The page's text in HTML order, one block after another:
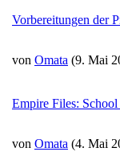
Vorbereitungen der
von Omata (9. Mai
Empire Files:
von Omata (4. Mai